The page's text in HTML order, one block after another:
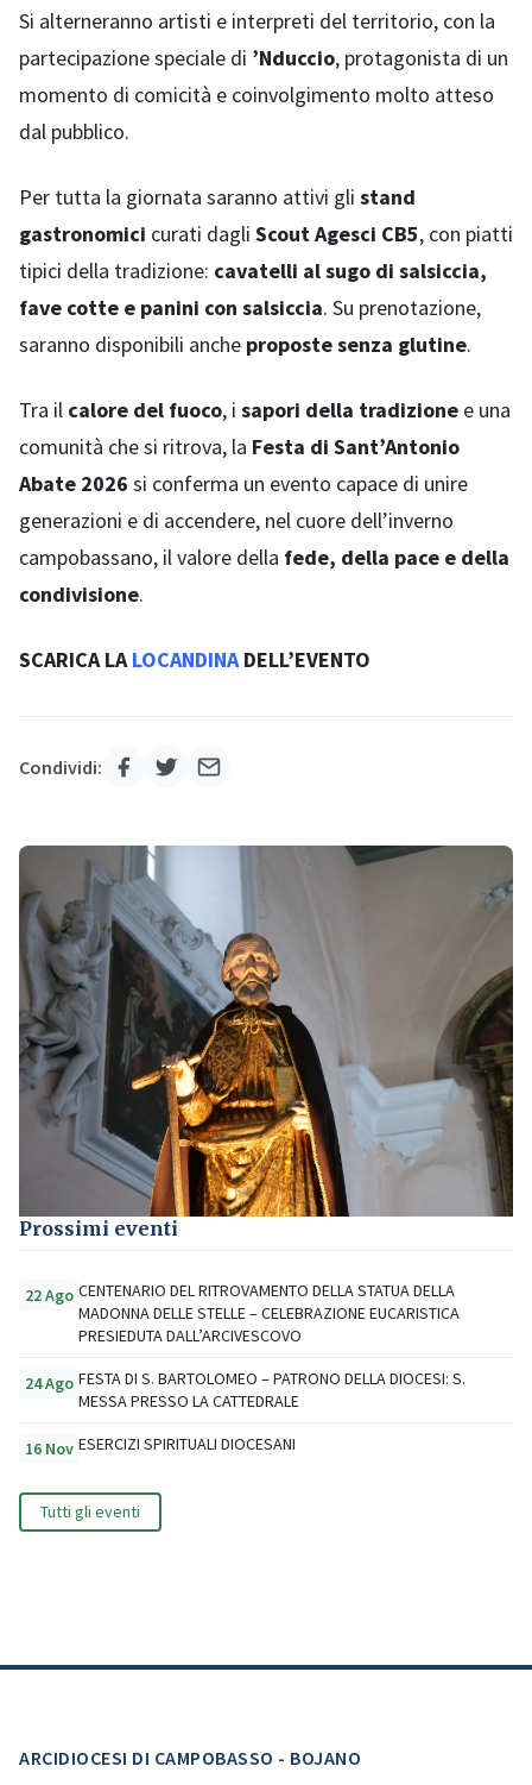
Si alterneranno artisti e interpreti del territorio, con la
partecipazione speciale di ’Nduccio, protagonista di un
momento di comicità e coinvolgimento molto atteso
dal pubblico.
Per tutta la giornata saranno attivi gli stand
gastronomici curati dagli Scout Agesci CB5, con piatti
tipici della tradizione: cavatelli al sugo di salsiccia,
fave cotte e panini con salsiccia. Su prenotazione,
saranno disponibili anche proposte senza glutine.
Tra il calore del fuoco, i sapori della tradizione e una
comunità che si ritrova, la Festa di Sant’Antonio
Abate 2026 si conferma un evento capace di unire
generazioni e di accendere, nel cuore dell’inverno
campobassano, il valore della fede, della pace e della
condivisione.
SCARICA LALOCANDINADELL’EVENTO
Condividi:
Prossimi eventi
22 Ago CENTENARIO DEL RITROVAMENTO DELLA STATUA DELLA
MADONNA DELLE STELLE – CELEBRAZIONE EUCARISTICA
PRESIEDUTA DALL’ARCIVESCOVO
24 Ago FESTA DI S. BARTOLOMEO – PATRONO DELLA DIOCESI: S.
MESSA PRESSO LA CATTEDRALE
16 Nov ESERCIZI SPIRITUALI DIOCESANI
Tutti gli eventi
ARCIDIOCESI DI CAMPOBASSO - BOJANO